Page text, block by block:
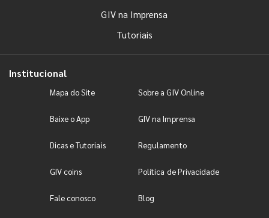
GIV na Imprensa
Tutoriais
Institucional
Mapa do Site Sobre a GIV Online
Baixe o App GIV na Imprensa
Dicas e Tutoriais Regulamento
GIV coins Política de Privacidade
Fale conosco Blog